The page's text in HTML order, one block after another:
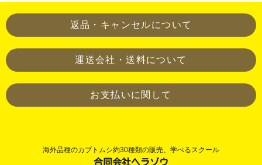
返品・キャンセルについて
運送会社・送料について
お支払いに関して
海外品種のカブトムシ約30種類の販売、学べるスクール
合同会社ヘラゾウ